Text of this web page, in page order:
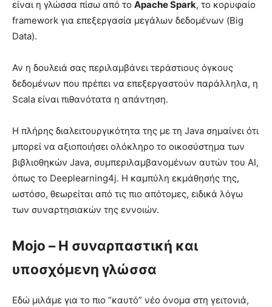
είναι η γλώσσα πίσω από το Apache Spark, το κορυφαίο
framework για επεξεργασία μεγάλων δεδομένων (Big
Data).
Αν η δουλειά σας περιλαμβάνει τεράστιους όγκους
δεδομένων που πρέπει να επεξεργαστούν παράλληλα, η
Scala είναι πιθανότατα η απάντηση.
Η πλήρης διαλειτουργικότητα της με τη Java σημαίνει ότι
μπορεί να αξιοποιήσει ολόκληρο το οικοσύστημα των
βιβλιοθηκών Java, συμπεριλαμβανομένων αυτών του AI,
όπως το Deeplearning4j. Η καμπύλη εκμάθησής της,
ωστόσο, θεωρείται από τις πιο απότομες, ειδικά λόγω
των συναρτησιακών της εννοιών.
Mojo – Η συναρπαστική και
υποσχόμενη γλώσσα
Εδώ μιλάμε για το πιο “καυτό” νέο όνομα στη γειτονιά,